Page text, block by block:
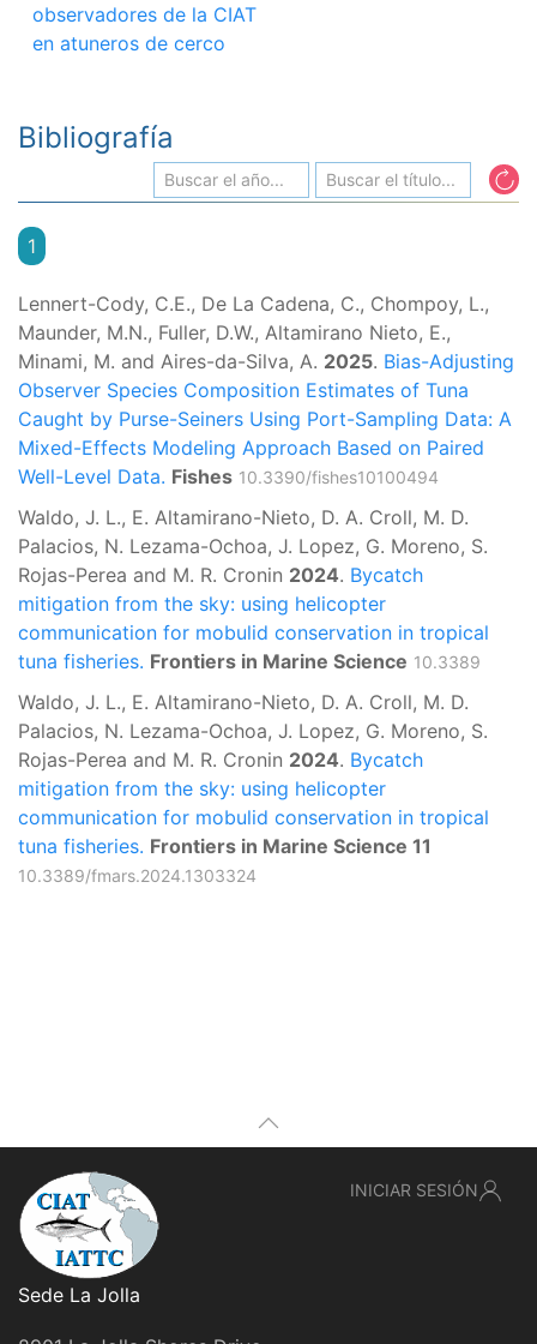
observadores de la CIAT
en atuneros de cerco
Bibliografía
1
Lennert-Cody, C.E., De La Cadena, C., Chompoy, L.,
Maunder, M.N., Fuller, D.W., Altamirano Nieto, E.,
Minami, M. and Aires-da-Silva, A. 2025. Bias-Adjusting
Observer Species Composition Estimates of Tuna
Caught by Purse-Seiners Using Port-Sampling Data: A
Mixed-Effects Modeling Approach Based on Paired
Well-Level Data. Fishes 10.3390/fishes10100494
Waldo, J. L., E. Altamirano-Nieto, D. A. Croll, M. D.
Palacios, N. Lezama-Ochoa, J. Lopez, G. Moreno, S.
Rojas-Perea and M. R. Cronin 2024. Bycatch
mitigation from the sky: using helicopter
communication for mobulid conservation in tropical
tuna fisheries. Frontiers in Marine Science 10.3389
Waldo, J. L., E. Altamirano-Nieto, D. A. Croll, M. D.
Palacios, N. Lezama-Ochoa, J. Lopez, G. Moreno, S.
Rojas-Perea and M. R. Cronin 2024. Bycatch
mitigation from the sky: using helicopter
communication for mobulid conservation in tropical
tuna fisheries. Frontiers in Marine Science 11
10.3389/fmars.2024.1303324
Sede La Jolla
INICIAR SESIÓN